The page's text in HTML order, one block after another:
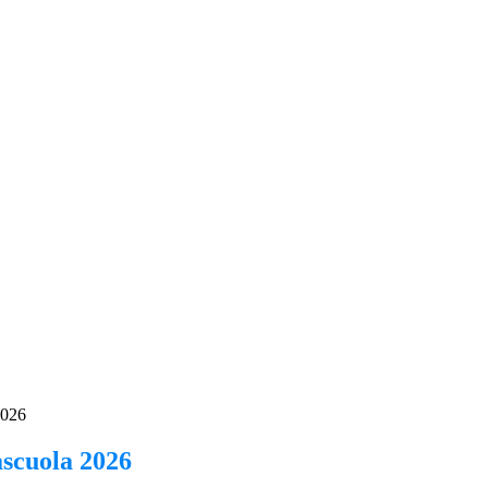
2026